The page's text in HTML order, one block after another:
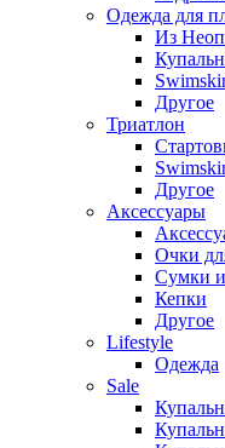
Одежда для
Из
Другое
Триатлон
Другое
Аксессуары
Очки
Сумки
Кепки
Другое
Lifestyle
Одежда
Sale